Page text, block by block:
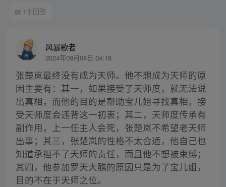
1个回答
风暴歌者
2024年09月08日 04:18
张楚岚最终没有成为天师。他不想成为天师的原
因主要有：其一，如果接受了天师度，就无法说
出真相，而他的目的是帮助宝儿姐寻找真相，接
受天师度会违背这一初衷；其二，天师度传承有
副作用，上一任主人会死，张楚岚不希望老天师
出事；其三，张楚岚的性格不太合适，他自己也
知道承担不了天师的责任，而且他不想被束缚；
其四，他参加罗天大醮的原因只是为了宝儿姐，
目的不在于天师之位。